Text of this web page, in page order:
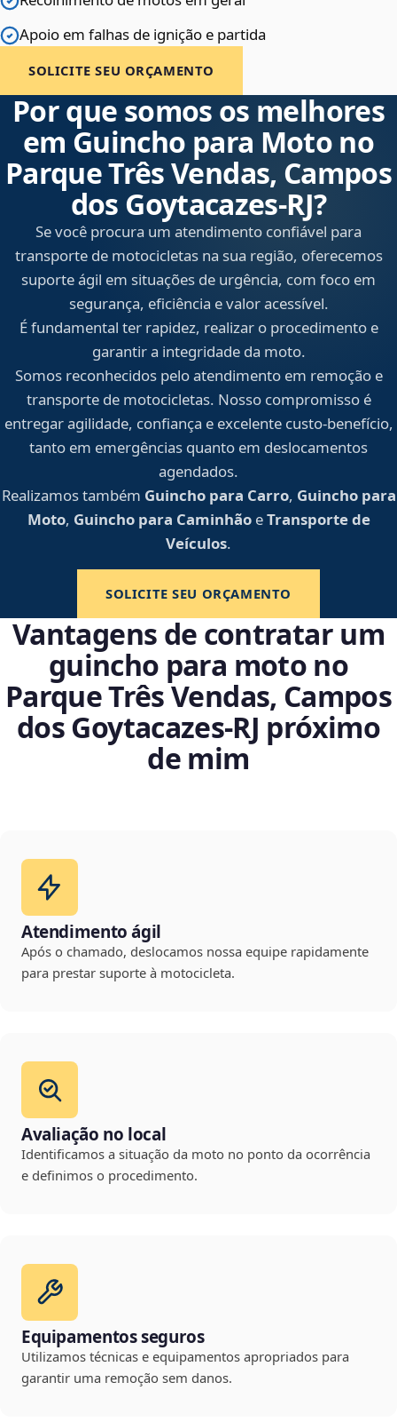
Apoio em falhas de ignição e partida
SOLICITE SEU ORÇAMENTO
Por que somos os melhores
em Guincho para Moto no
Parque Três Vendas, Campos
dos Goytacazes‑RJ?
Se você procura um atendimento confiável para
transporte de motocicletas na sua região, oferecemos
suporte ágil em situações de urgência, com foco em
segurança, eficiência e valor acessível.
É fundamental ter rapidez, realizar o procedimento e
garantir a integridade da moto.
Somos reconhecidos pelo atendimento em remoção e
transporte de motocicletas. Nosso compromisso é
entregar agilidade, confiança e excelente custo-benefício,
tanto em emergências quanto em deslocamentos
agendados.
Realizamos também Guincho para Carro, Guincho para
Moto, Guincho para CaminhãoeTransporte de
Veículos.
SOLICITE SEU ORÇAMENTO
Vantagens de contratar um
guincho para moto no
Parque Três Vendas, Campos
dos Goytacazes‑RJ próximo
de mim
Atendimento ágil
Após o chamado, deslocamos nossa equipe rapidamente
para prestar suporte à motocicleta.
Avaliação no local
Identificamos a situação da moto no ponto da ocorrência
e definimos o procedimento.
Equipamentos seguros
Utilizamos técnicas e equipamentos apropriados para
garantir uma remoção sem danos.